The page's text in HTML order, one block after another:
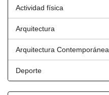
Actividad física
Arquitectura
Arquitectura Contemporánea
Deporte